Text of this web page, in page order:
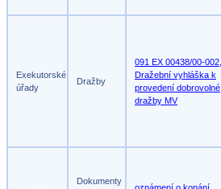
Exekutorské
úřady
Dražby
091 EX 00438/00-002,
Dražební vyhláška k
provedení dobrovolné
dražby MV
Dokumenty